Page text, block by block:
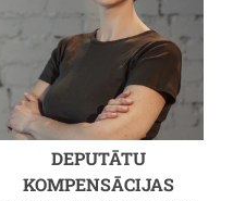
DEPUTĀTU
KOMPENSĀCIJAS